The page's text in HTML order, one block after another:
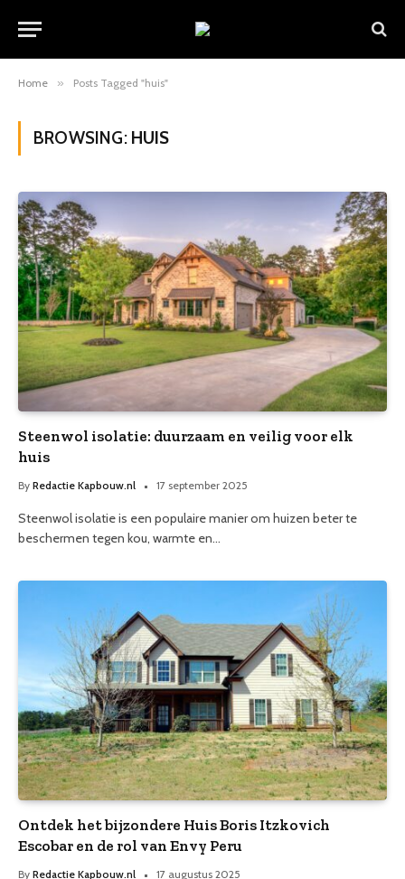
Home » Posts Tagged "huis"
BROWSING: HUIS
Steenwol isolatie: duurzaam en veilig voor elk
huis
By Redactie Kapbouw.nl 17 september 2025
Steenwol isolatie is een populaire manier om huizen beter te
beschermen tegen kou, warmte en…
Ontdek het bijzondere Huis Boris Itzkovich
Escobar en de rol van Envy Peru
By Redactie Kapbouw.nl 17 augustus 2025